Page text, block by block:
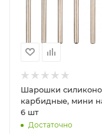
Шарошки
карбидные, мини
6 шт
Достаточно